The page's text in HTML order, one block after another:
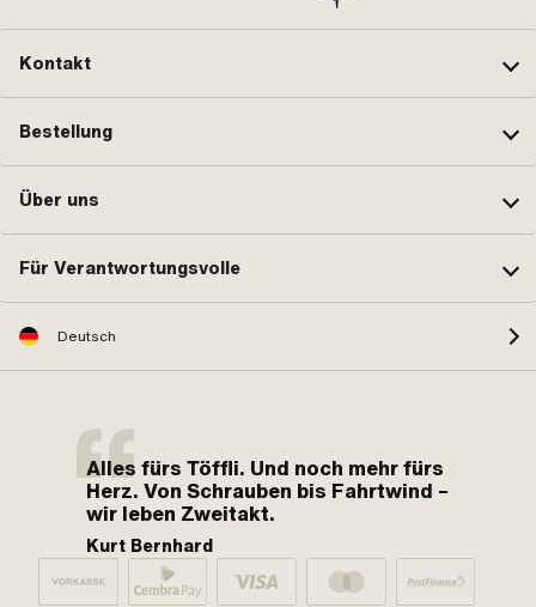
Kontakt
Bestellung
Über uns
Für Verantwortungsvolle
Deutsch
Alles fürs Töffli. Und noch mehr fürs
Herz. Von Schrauben bis Fahrtwind –
wir leben Zweitakt.
Kurt Bernhard